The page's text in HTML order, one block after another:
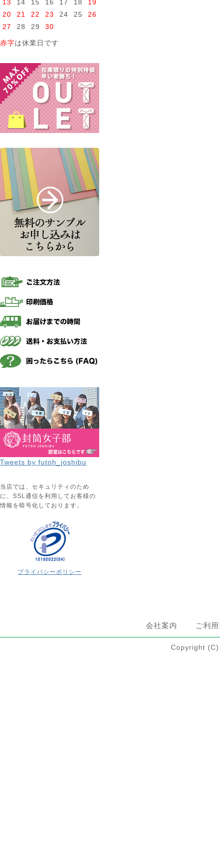
13 14 15 16 17 18
19
20
21 22 23 24 25
26
27
28 29 30
赤字は休業日です
Tweets by futoh_joshibu
当店では、セキュリティのため
に、SSL通信を利用してお客様の
情報を暗号化しております。
プライバシーポリシー
会社案内 ご利
Copyright